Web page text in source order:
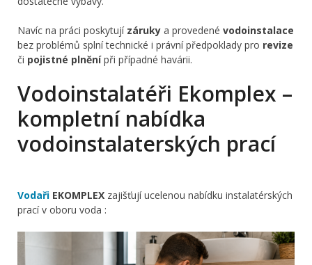
Navíc na práci poskytují záruky a provedené vodoinstalace
bez problémů splní technické i právní předpoklady pro revize
či pojistné plněnípři případné havárii.
Vodoinstalatéři Ekomplex –
kompletní nabídka
vodoinstalaterských prací
Vodaři EKOMPLEX zajišťují ucelenou nabídku instalatérských
prací v oboru voda :